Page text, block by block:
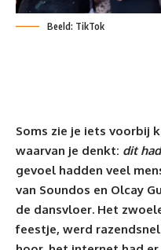
Beeld: TikTok
Soms zie je iets voorbij
waarvan je denkt: dit
gevoel hadden veel
van Soundos en Olcay
de dansvloer. Het
feestje, werd